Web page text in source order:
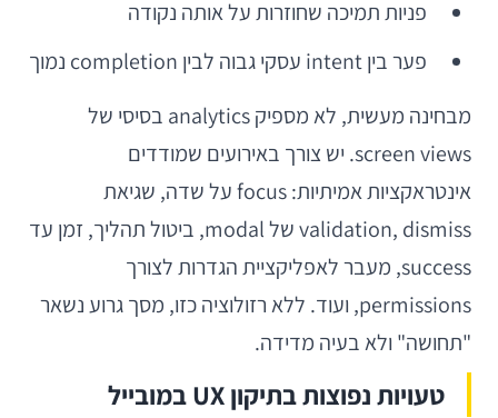
פניות תמיכה שחוזרות על אותה נקודה
פער בין intent עסקי גבוה לבין completion נמוך
מבחינה מעשית, לא מספיק analytics בסיסי של
screen views. יש צורך באירועים שמודדים
אינטראקציות אמיתיות: focus על שדה, שגיאת
validation, dismiss של modal, ביטול תהליך, זמן עד
success, מעבר לאפליקציית הגדרות לצורך
permissions, ועוד. ללא רזולוציה כזו, מסך גרוע נשאר
"תחושה" ולא בעיה מדידה.
טעויות נפוצות בתיקון UX במובייל